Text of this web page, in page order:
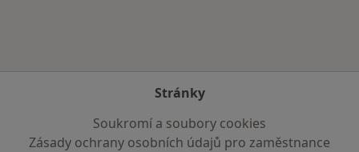
Stránky
Soukromí a soubory cookies
Zásady ochrany osobních údajů pro zaměstnance